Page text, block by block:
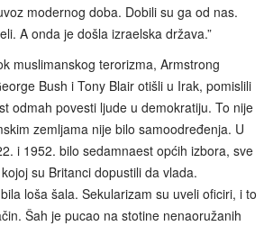
modernog doba. Dobili su ga od nas.
A onda je došla izraelska država.”
muslimanskog terorizma, Armstrong
Bush i Tony Blair otišli u Irak, pomislili
odmah povesti ljude u demokratiju. To nije
zemljama nije bilo samoodređenja. U
i 1952. bilo sedamnaest općih izbora, sve
su Britanci dopustili da vlada.
loša šala. Sekularizam su uveli oficiri, i to
Šah je pucao na stotine nenaoružanih